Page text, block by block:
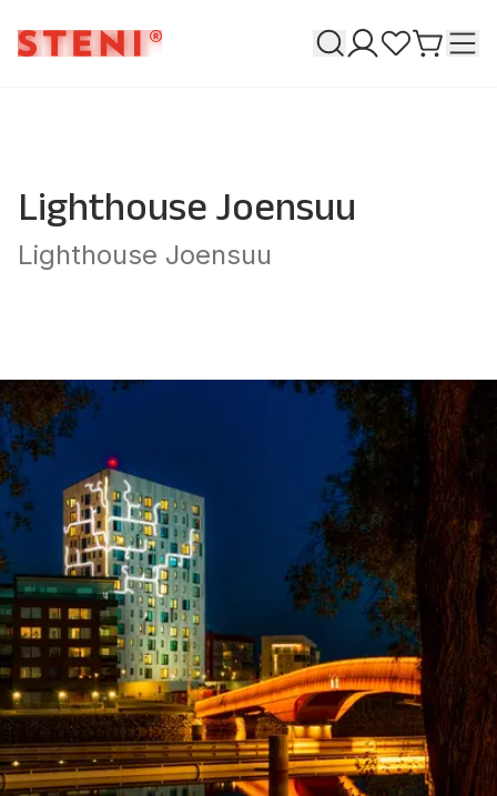
Söka
Mina sidor
Favoriter
Gå till
Lighthouse Joensuu
Lighthouse Joensuu